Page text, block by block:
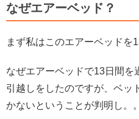
なぜエアーベッド？
まず私はこのエアーベッドを
なぜエアーベッドで13日間を
引越しをしたのですが、ベッ
かないということが判明し。